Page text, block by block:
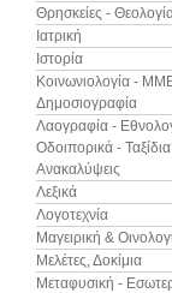
Θρησκείες -
Ιατρική
Ιστορία
Κοινωνιολογία -
Δημοσιογραφία
Λαογραφία -
Οδοιπορικά -
Ανακαλύψεις
Λεξικά
Λογοτεχνία
Μαγειρική &
Μελέτες, Δοκίμια
Μεταφυσική -